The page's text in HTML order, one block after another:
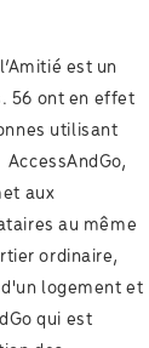
est un
56 ont en effet
utilisant
aux
au même
ordinaire,
logement et
qui est